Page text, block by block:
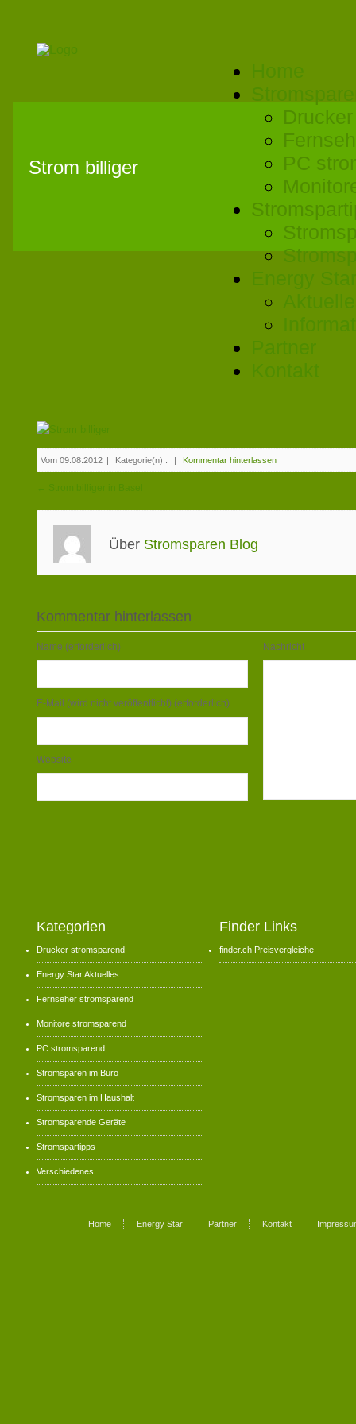
PC
Energy Star
Partner
Kontakt
Strom billiger
Vom 09.08.2012 | Kategorie(n) : | Kommentar hinterlassen
← Strom billiger in Basel
Über Stromsparen Blog
Kommentar hinterlassen
Name (erforderlich)
E-Mail (wird nicht veröffentlicht) (erforderlich)
Website
Nachricht
Kategorien
Drucker stromsparend
Energy Star Aktuelles
Fernseher stromsparend
Monitore stromsparend
PC stromsparend
Stromsparen im Büro
Stromsparen im Haushalt
Stromsparende Geräte
Stromspartipps
Verschiedenes
Finder Links
finder.ch Preisvergleiche
Home Energy Star Partner Kontakt